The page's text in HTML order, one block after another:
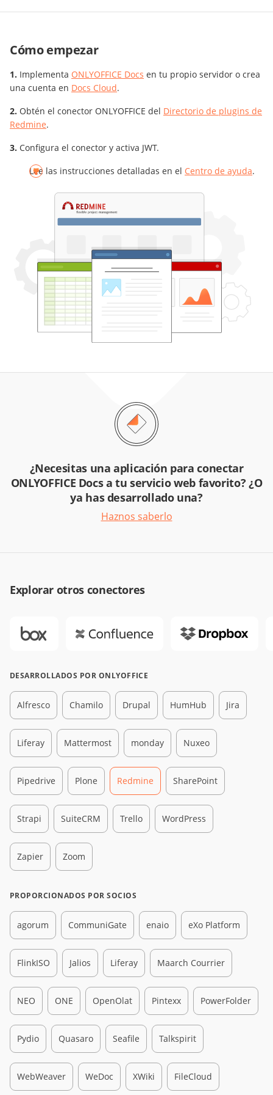
Cómo empezar
Implementa ONLYOFFICE Docs en tu propio servidor o crea
una cuenta en Docs Cloud.
Obtén el conector ONLYOFFICE del Directorio de plugins de
Redmine.
Configura el conector y activa JWT.
Lee las instrucciones detalladas en el Centro de ayuda.
¿Necesitas una aplicación para conectar
ONLYOFFICE Docs a tu servicio web favorito? ¿O
ya has desarrollado una?
Haznos saberlo
Explorar otros conectores
DESARROLLADOS POR ONLYOFFICE
Alfresco Chamilo Drupal HumHub Jira
Liferay Mattermost monday Nuxeo
Pipedrive Plone Redmine SharePoint
Strapi SuiteCRM Trello WordPress
Zapier Zoom
PROPORCIONADOS POR SOCIOS
agorum CommuniGate enaio eXo Platform
FlinkISO Jalios Liferay Maarch Courrier
NEO ONE OpenOlat Pintexx PowerFolder
Pydio Quasaro Seafile Talkspirit
WebWeaver WeDoc XWiki FileCloud